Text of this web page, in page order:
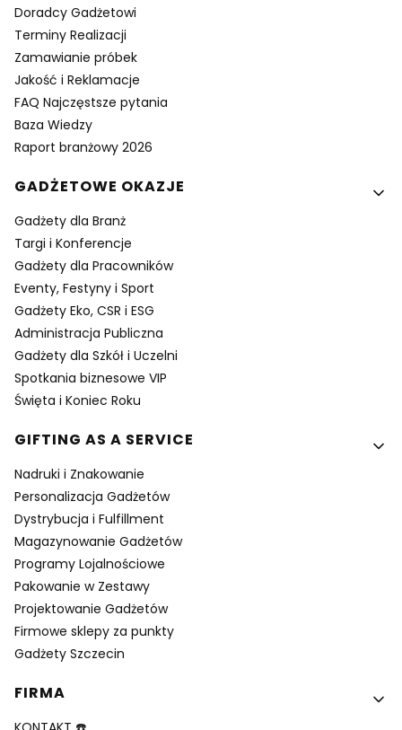
Doradcy Gadżetowi
Terminy Realizacji
Zamawianie próbek
Jakość i Reklamacje
FAQ Najczęstsze pytania
Baza Wiedzy
Raport branżowy 2026
GADŻETOWE OKAZJE
Gadżety dla Branż
Targi i Konferencje
Gadżety dla Pracowników
Eventy, Festyny i Sport
Gadżety Eko, CSR i ESG
Administracja Publiczna
Gadżety dla Szkół i Uczelni
Spotkania biznesowe VIP
Święta i Koniec Roku
GIFTING AS A SERVICE
Nadruki i Znakowanie
Personalizacja Gadżetów
Dystrybucja i Fulfillment
Magazynowanie Gadżetów
Programy Lojalnościowe
Pakowanie w Zestawy
Projektowanie Gadżetów
Firmowe sklepy za punkty
Gadżety Szczecin
FIRMA